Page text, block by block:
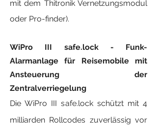
mit dem Thitronik Vernetzungsmodul
oder Pro-finder).
WiPro III safe.lock - Funk-
Alarmanlage für Reisemobile mit
Ansteuerung der
Zentralverriegelung
Die WiPro III safe.lock schützt mit 4
milliarden Rollcodes zuverlässig vor